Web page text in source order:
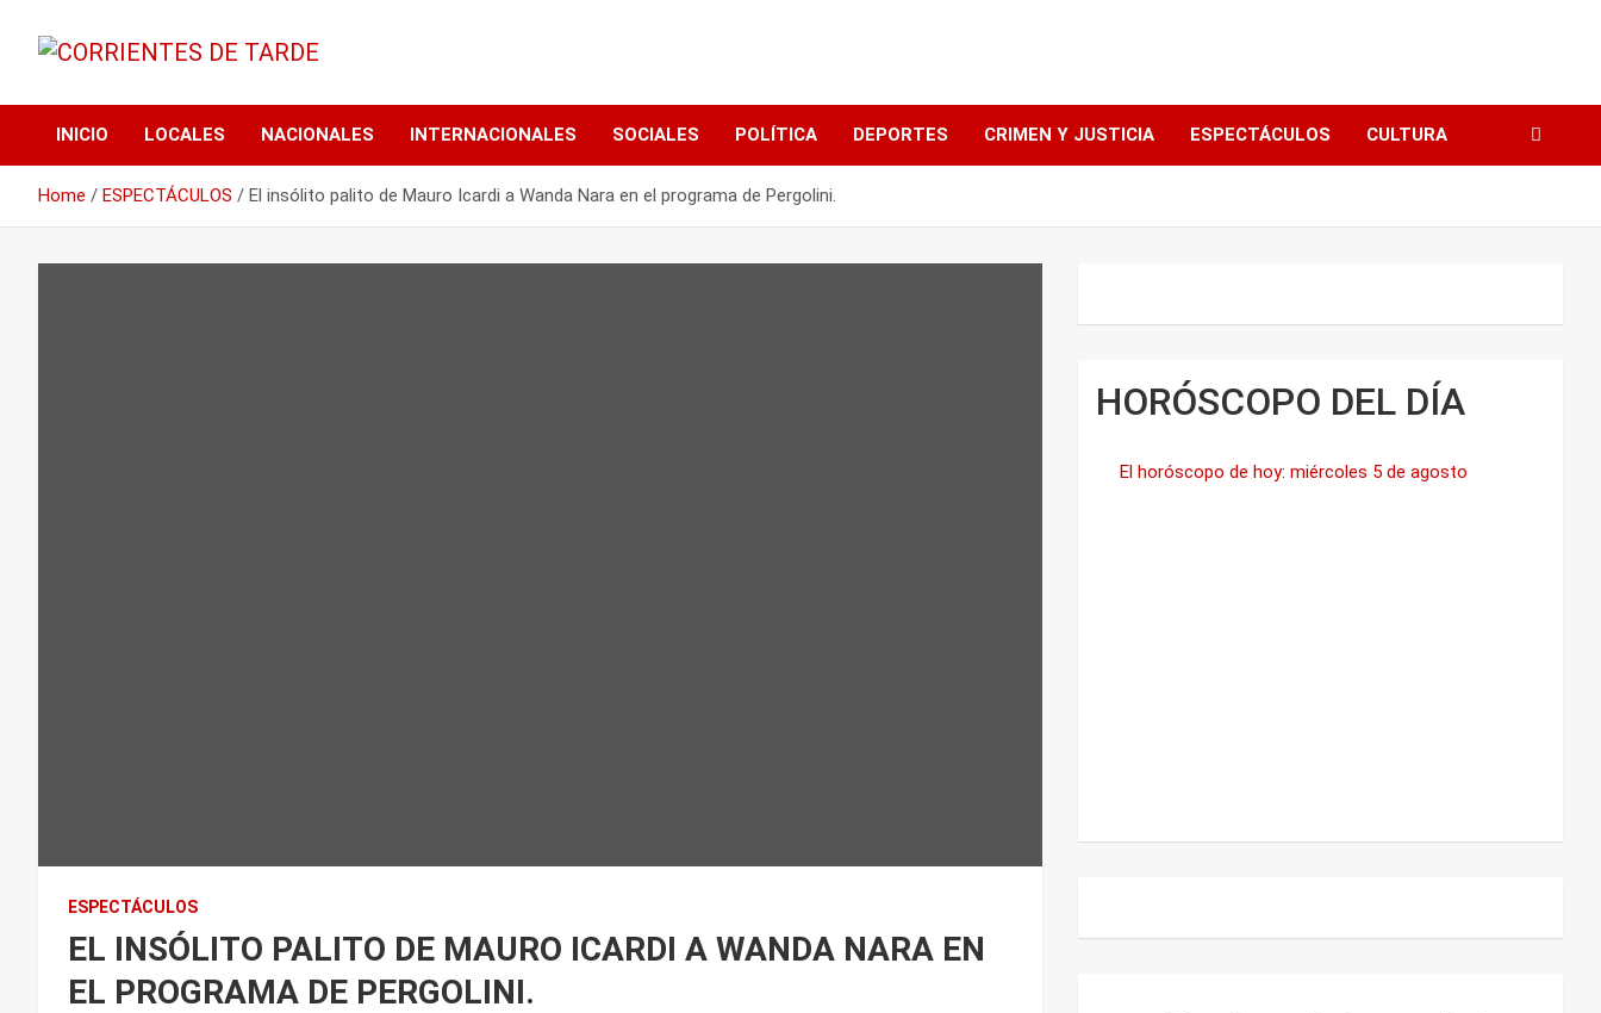
content
CORRIENTES DE
TARDE
INICIO LOCALES NACIONALES INTERNACIONALES SOCIALES POLÍTICA DEPORTES CRIMEN Y JUSTICIA ESPECTÁCULOS CULTURA
Home ESPECTÁCULOS El insólito palito de Mauro Icardi a Wanda Nara en el programa de Pergolini.
ESPECTÁCULOS
EL INSÓLITO PALITO DE MAURO ICARDI A WANDA NARA EN
EL PROGRAMA DE PERGOLINI.
HORÓSCOPO DEL DÍA
El horóscopo de hoy: miércoles 5 de agosto